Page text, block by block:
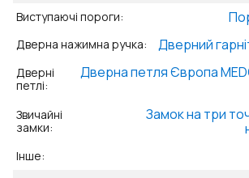
Виступаючі пороги:
Дверна нажимна ручка: Дверний
Дверні
петлі:
Дверна петля Європа
Звичайні
замки:
Замок на три
Інше: